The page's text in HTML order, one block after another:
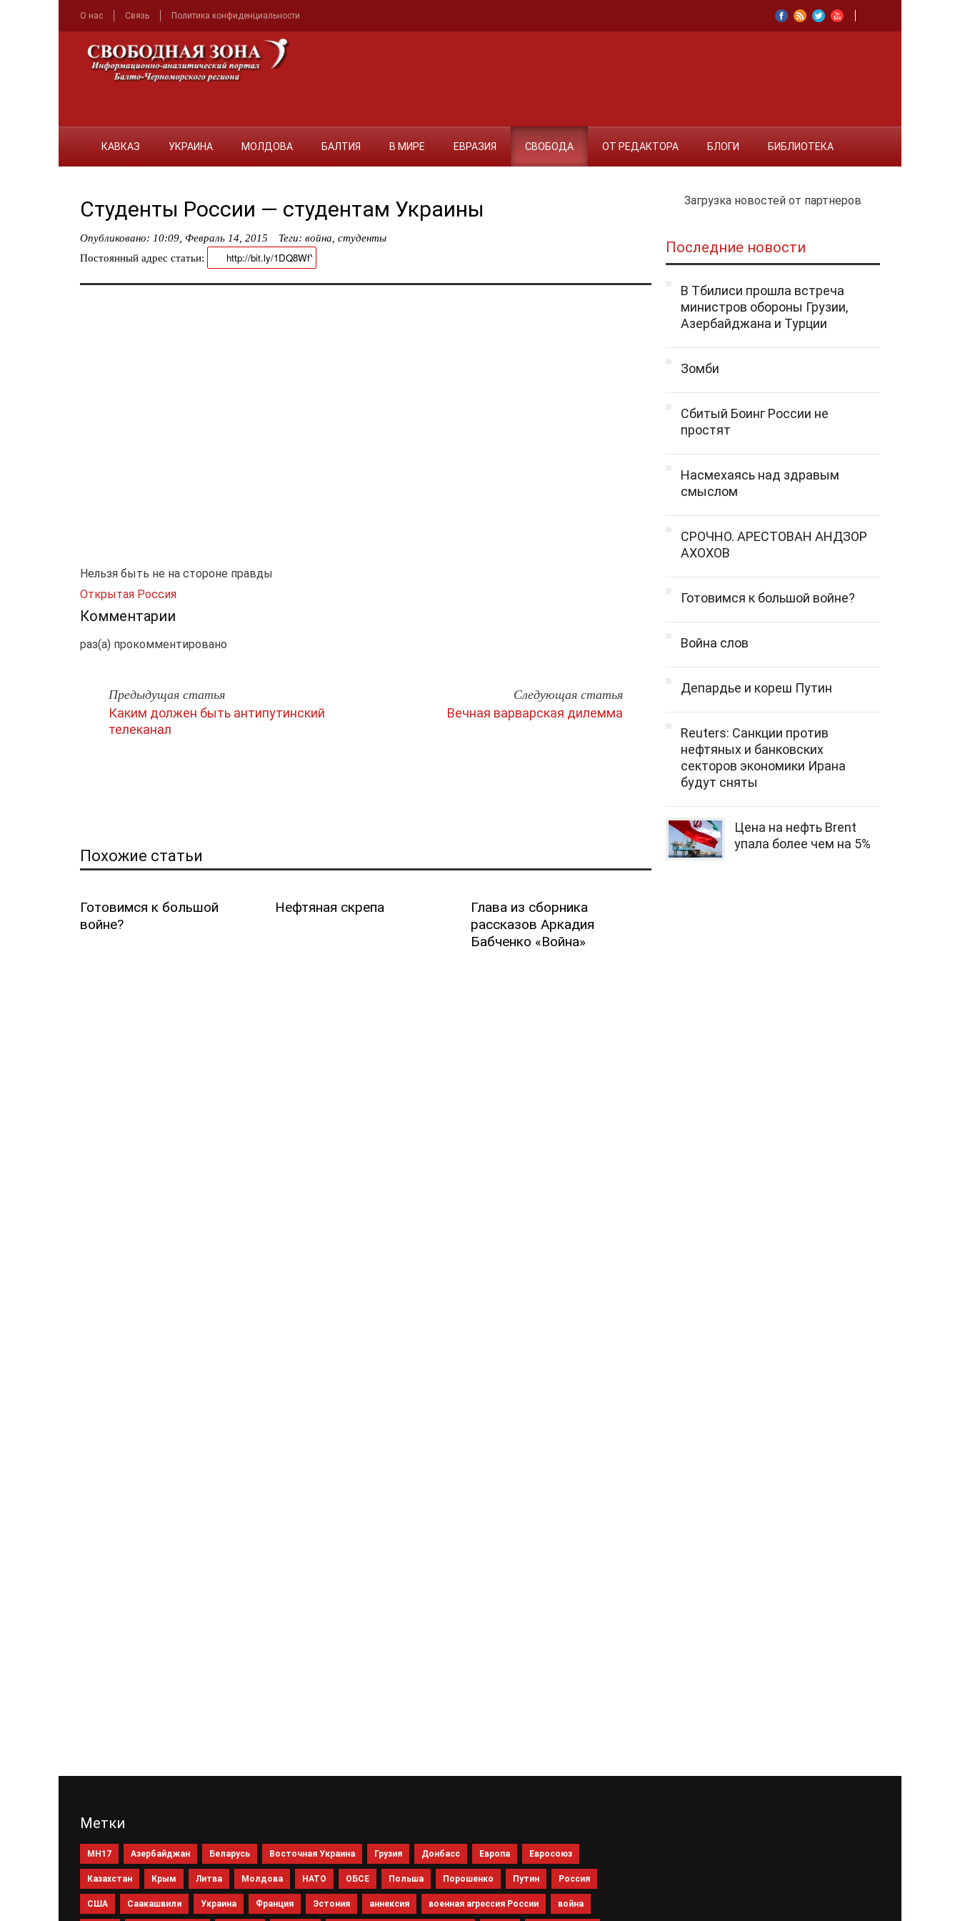
О нас Связь Политика конфиденциальности
КАВКАЗ УКРАИНА МОЛДОВА БАЛТИЯ В МИРЕ ЕВРАЗИЯ СВОБОДА ОТ РЕДАКТОРА БЛОГИ БИБЛИОТЕКА
Студенты России — студентам Украины
Опубликовано: 10:09, Февраль 14, 2015 Теги: война студенты
Постоянный адрес статьи:
Нельзя быть не на стороне правды
Открытая Россия
Комментарии
раз(а) прокомментировано
Предыдущая статья
Каким должен быть антипутинский
телеканал
Следующая статья
Вечная варварская дилемма
Похожие статьи
Готовимся к большой
войне?
Нефтяная скрепа
Глава из сборника
рассказов Аркадия
Бабченко «Война»
Загрузка новостей от партнеров
Последние новости
В Тбилиси прошла встреча
министров обороны Грузии,
Азербайджана и Турции
Зомби
Сбитый Боинг России не
простят
Насмехаясь над здравым
смыслом
СРОЧНО. АРЕСТОВАН АНДЗОР
АХОХОВ
Готовимся к большой войне?
Война слов
Депардье и кореш Путин
Reuters: Санкции против
нефтяных и банковских
секторов экономики Ирана
будут сняты
Цена на нефть Brent
упала более чем на 5%
Метки
MH17 Азербайджан Беларусь Восточная Украина Грузия Донбасс Европа Евросоюз
Казахстан Крым Литва Молдова НАТО ОБСЕ Польша Порошенко Путин Россия
США Саакашвили Украина Франция Эстония аннексия военная агрессия России война